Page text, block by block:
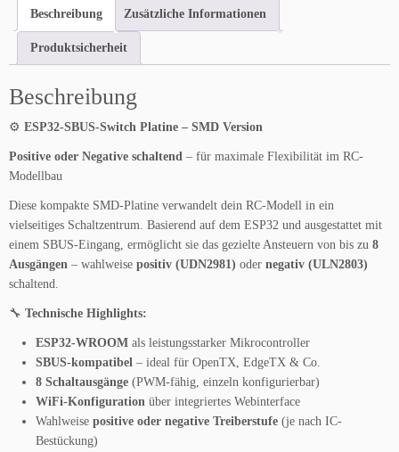
B
-
w
i
t
h
P
l
a
t
i
Beschreibung Zusätzliche Informationen
Produktsicherheit
Beschreibung
⚙️ ESP32-SBUS-Switch Platine – SMD Version
Positive oder Negative schaltend – für maximale Flexibilität im RC-
Modellbau
Diese kompakte SMD-Platine verwandelt dein RC-Modell in ein
vielseitiges Schaltzentrum. Basierend auf dem ESP32 und ausgestattet mit
einem SBUS-Eingang, ermöglicht sie das gezielte Ansteuern von bis zu 8
Ausgängen – wahlweise positiv (UDN2981) oder negativ (ULN2803)
schaltend.
🔧 Technische Highlights:
ESP32-WROOM als leistungsstarker Mikrocontroller
SBUS-kompatibel – ideal für OpenTX, EdgeTX & Co.
8 Schaltausgänge (PWM-fähig, einzeln konfigurierbar)
WiFi-Konfiguration über integriertes Webinterface
Wahlweise positive oder negative Treiberstufe (je nach IC-
Bestückung)